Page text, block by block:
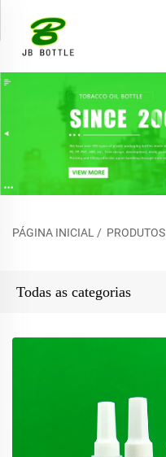
PÁGINA INICIAL/ PRODUTOS
Todas as categorias